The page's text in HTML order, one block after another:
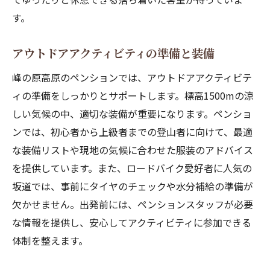
す。
アウトドアアクティビティの準備と装備
峰の原高原のペンションでは、アウトドアアクティビテ
ィの準備をしっかりとサポートします。標高1500mの涼
しい気候の中、適切な装備が重要になります。ペンショ
ンでは、初心者から上級者までの登山者に向けて、最適
な装備リストや現地の気候に合わせた服装のアドバイス
を提供しています。また、ロードバイク愛好者に人気の
坂道では、事前にタイヤのチェックや水分補給の準備が
欠かせません。出発前には、ペンションスタッフが必要
な情報を提供し、安心してアクティビティに参加できる
体制を整えます。